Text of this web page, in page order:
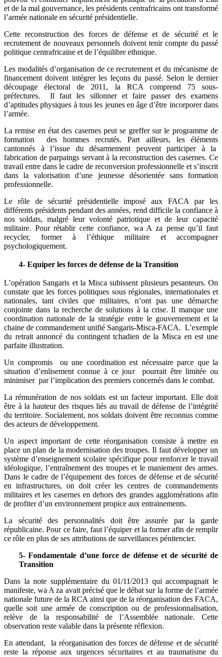
et de la mal gouvernance, les présidents centrafricains ont transformé
l’armée nationale en sécurité présidentielle.
Cette reconstruction des forces de défense et de sécurité et le
recrutement de nouveaux personnels doivent tenir compte du passé
politique centrafricaine et de l’équilibre ethnique.
Les modalités d’organisation de ce recrutement et du mécanisme de
financement doivent intégrer les leçons du passé. Selon le dernier
découpage électoral de 2011, la RCA comprend 75 sous-
préfectures. Il faut les sillonner et faire passer des examens
d’aptitudes physiques à tous les jeunes en âge d’être incorporer dans
l’armée.
La remise en état des casernes peut se greffer sur le programme de
formation des hommes recrutés. Part ailleurs, les éléments
cantonnés à l’issue du désarmement peuvent participer à la
fabrication de parpaings servant à la reconstruction des casernes. Ce
travail entre dans le cadre de reconversion professionnelle et s’inscrit
dans la valorisation d’une jeunesse désorientée sans formation
professionnelle.
Le rôle de sécurité présidentielle imposé aux FACA par les
différents présidents pendant des années, rend difficile la confiance à
nos soldats, malgré leur volonté patriotique et de leur capacité
militaire. Pour rétablir cette confiance, wa A za pense qu’il faut
recycler, former à l’éthique militaire et accompagner
psychologiquement.
4- Equiper les forces de défense de la Transition
L’opération Sangaris et la Misca subissent plusieurs pesanteurs. On
constate que les forces politiques sous régionales, internationales et
nationales, tant civiles que militaires, n’ont pas une démarche
conjointe dans la recherche de solutions à la crise. Il manque une
coordination nationale de la stratégie entre le gouvernement et la
chaine de commandement unifié Sangaris-Misca-FACA. L’exemple
du retrait annoncé du contingent tchadien de la Misca en est une
parfaite illustration.
Un compromis ou une coordination est nécessaire parce que la
situation d’enlisement connue à ce jour pourrait être limitée ou
minimiser par l’implication des premiers concernés dans le combat.
La rémunération de nos soldats est un facteur important. Elle doit
être à la hauteur des risques liés au travail de défense de l’intégrité
du territoire. Socialement, nos soldats doivent être reconnus comme
des acteurs de développement.
Un aspect important de cette réorganisation consiste à mettre en
place un plan de la modernisation des troupes. Il faut développer un
système d’enseignement scolaire spécifique pour renforcer le travail
idéologique, l’entraînement des troupes et le maniement des armes.
Dans le cadre de l’équipement des forces de défense et de sécurité
en infrastructures, on doit créer les centres de commandements
militaires et les casernes en dehors des grandes agglomérations afin
de profiter d’un environnement propice aux entrainements.
La sécurité des personnalités doit être assurée par la garde
républicaine. Pour ce faire, faut l’équiper et la former afin de remplir
ce rôle en plus de ses attributions de surveillances pénitencier.
5- Fondamentale d’une force de défense et de sécurité de
Transition
Dans la note supplémentaire du 01/11/2013 qui accompagnait le
manifeste, wa A za avait précisé que le débat sur la forme de l’armée
nationale future de la RCA ainsi que de la réorganisation des FACA,
quelle soit une armée de conscription ou de professionnalisation,
relève de la responsabilité de l’Assemblée nationale. Cette
observation reste valable dans la présente réflexion.
En attendant, la réorganisation des forces de défense et de sécurité
reste la réponse aux urgences sécuritaires et au traumatisme du